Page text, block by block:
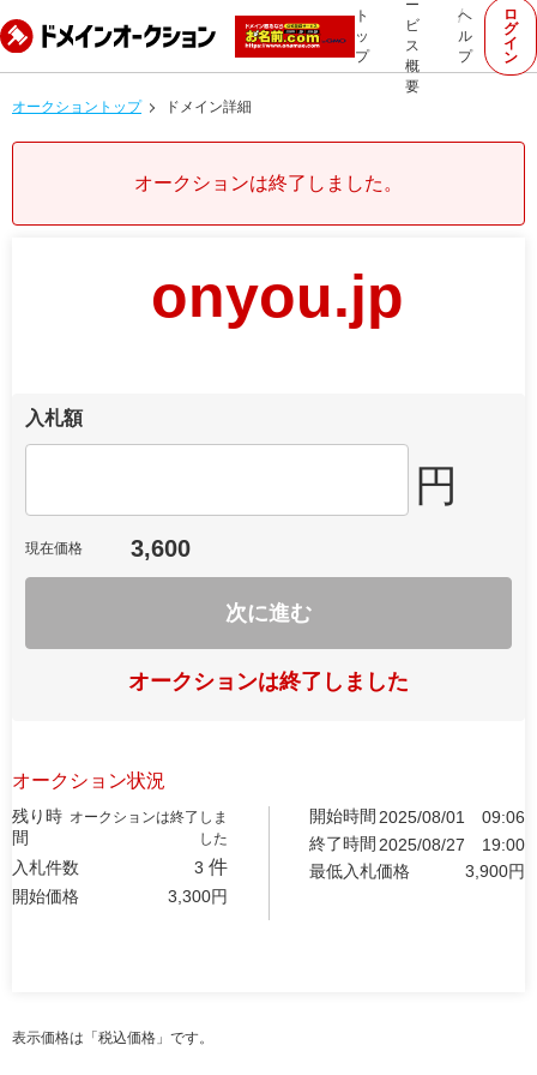
ト
ッ
プ
ー
ビ
ス
概
要
ヘ
ル
プ
ロ
グ
イ
ン
オークショントップ ドメイン詳細
オークションは終了しました。
onyou.jp
入札額
円
現在価格 3,600
次に進む
オークションは終了しました
オークション状況
残り時
間
オークションは終了しま
した
入札件数 3 件
開始価格 3,300円
開始時間 2025/08/01
09:06
終了時間 2025/08/27
19:00
最低入札価格
3,900円
表示価格は「税込価格」です。